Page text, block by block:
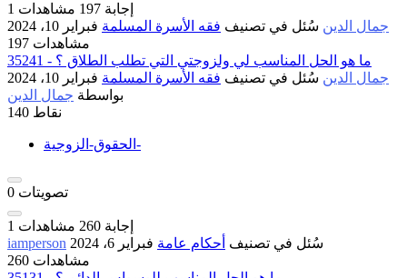
1 إجابة 197 مشاهدات
جمال الدين سُئل في تصنيف فقه الأسرة المسلمة فبراير 10، 2024
197 مشاهدات
35241 - ما هو الحل المناسب لي ولزوجتي التي تطلب الطلاق ؟
جمال الدين سُئل في تصنيف فقه الأسرة المسلمة فبراير 10، 2024
بواسطة جمال الدين
140 نقاط
الحقوق-الزوجية-
0 تصويتات
1 إجابة 260 مشاهدات
iamperson
سُئل في تصنيف أحكام عامة فبراير 6، 2024
260 مشاهدات